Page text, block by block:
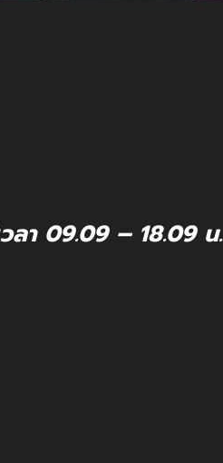
วลา 09.09 – 18.09 น.